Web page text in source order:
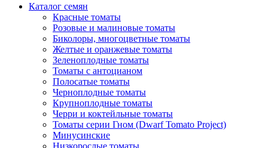
Каталог семян
Красные томаты
Розовые и малиновые томаты
Биколоры, многоцветные томаты
Желтые и оранжевые томаты
Зеленоплодные томаты
Томаты с антоцианом
Полосатые томаты
Черноплодные томаты
Крупноплодные томаты
Черри и коктейльные томаты
Томаты серии Гном (Dwarf Tomato Project)
Минусинские
Низкорослые томаты